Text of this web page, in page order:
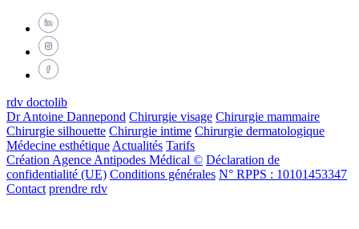
rdv doctolib
Dr Antoine Dannepond Chirurgie visage Chirurgie mammaire
Chirurgie silhouette Chirurgie intime Chirurgie dermatologique
Médecine esthétique Actualités Tarifs
Création Agence Antipodes Médical © Déclaration de
confidentialité (UE) Conditions générales N° RPPS : 10101453347
Contact prendre rdv